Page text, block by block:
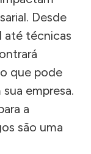
Desde
até técnicas
que pode
empresa.
a
são uma